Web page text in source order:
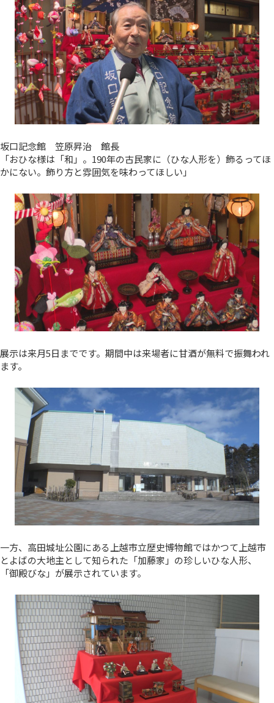
坂口記念館 笠原昇治 館長
「おひな様は「和」。190年の古民家に（ひな人形を）飾るってほ
かにない。飾り方と雰囲気を味わってほしい」
展示は来月5日までです。期間中は来場者に甘酒が無料で振舞われ
ます。
一方、高田城址公園にある上越市立歴史博物館ではかつて上越市
とよばの大地主として知られた「加藤家」の珍しいひな人形、
「御殿びな」が展示されています。